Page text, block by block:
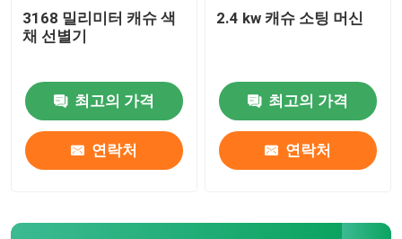
땅콩 색깔 분류하는 사람
커피는 색채 선별기를 머리를 칩니다
향신료 색 분류기
3168 밀리미터 캐슈 색
채 선별기
최고의 가격
연락처
2.4 kw 캐슈 소팅 머신
최고의 가격
연락처